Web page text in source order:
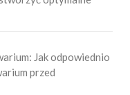
Jak odpowiednio
przed